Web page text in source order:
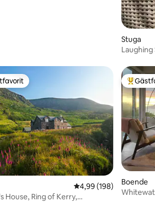
Stuga
gästfavorit
4,99 av 5 i
4,99 (198)
House, Ring of Kerry,
Populär
Boende